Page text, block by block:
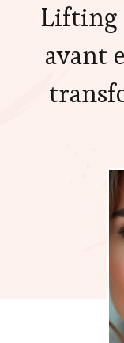
Lifting
avant